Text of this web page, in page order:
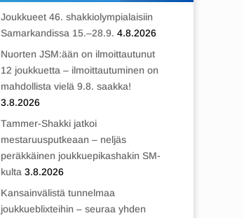
Joukkueet 46. shakkiolympialaisiin
Samarkandissa 15.–28.9. 4.8.2026
Nuorten JSM:ään on ilmoittautunut
12 joukkuetta – ilmoittautuminen on
mahdollista vielä 9.8. saakka!
3.8.2026
Tammer-Shakki jatkoi
mestaruusputkeaan – neljäs
peräkkäinen joukkuepikashakin SM-
kulta 3.8.2026
Kansainvälistä tunnelmaa
joukkueblixteihin – seuraa yhden